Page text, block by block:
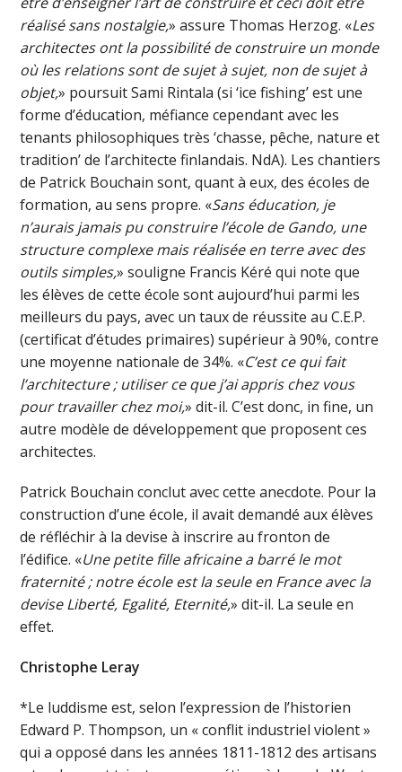
réalisé sans nostalgie,» assure Thomas Herzog. «Les
architectes ont la possibilité de construire un monde
où les relations sont de sujet à sujet, non de sujet à
objet,» poursuit Sami Rintala (si ‘ice fishing’ est une
forme d’éducation, méfiance cependant avec les
tenants philosophiques très ‘chasse, pêche, nature et
tradition’ de l’architecte finlandais. NdA). Les chantiers
de Patrick Bouchain sont, quant à eux, des écoles de
formation, au sens propre. «Sans éducation, je
n’aurais jamais pu construire l’école de Gando, une
structure complexe mais réalisée en terre avec des
outils simples,» souligne Francis Kéré qui note que
les élèves de cette école sont aujourd’hui parmi les
meilleurs du pays, avec un taux de réussite au C.E.P.
(certificat d’études primaires) supérieur à 90%, contre
une moyenne nationale de 34%. «C’est ce qui fait
l’architecture ; utiliser ce que j’ai appris chez vous
pour travailler chez moi,» dit-il. C’est donc, in fine, un
autre modèle de développement que proposent ces
architectes.
Patrick Bouchain conclut avec cette anecdote. Pour la
construction d’une école, il avait demandé aux élèves
de réfléchir à la devise à inscrire au fronton de
l’édifice. «Une petite fille africaine a barré le mot
fraternité ; notre école est la seule en France avec la
devise Liberté, Egalité, Eternité,» dit-il. La seule en
effet.
Christophe Leray
*Le luddisme est, selon l’expression de l’historien
Edward P. Thompson, un « conflit industriel violent »
qui a opposé dans les années 1811-1812 des artisans